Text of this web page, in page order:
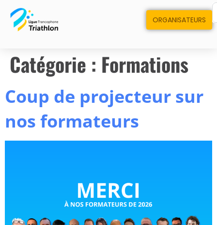
ORGANISATEURS
Catégorie : Formations
Coup de projecteur sur
nos formateurs